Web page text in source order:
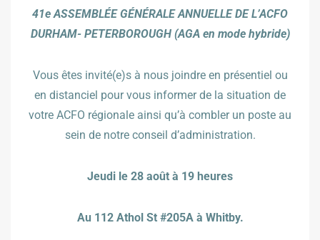
41e ASSEMBLÉE GÉNÉRALE ANNUELLE DE L’ACFO
DURHAM- PETERBOROUGH (AGA en mode hybride)
Vous êtes invité(e)s à nous joindre en présentiel ou
en distanciel pour vous informer de la situation de
votre ACFO régionale ainsi qu’à combler un poste au
sein de notre conseil d’administration.
Jeudi le 28 août à 19 heures
Au 112 Athol St #205A à Whitby.